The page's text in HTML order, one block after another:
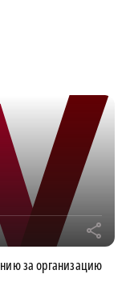
r
за организацию